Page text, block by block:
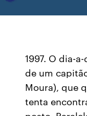
1997. O dia-
de um
Moura), que
tenta